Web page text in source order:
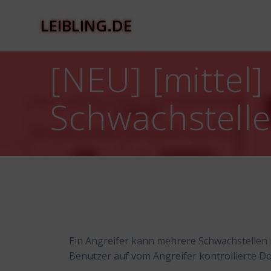
LEIBLING.DE
[NEU]
Ein Angreifer kann mehrere
Benutzer auf vom Angreifer kontrollierte